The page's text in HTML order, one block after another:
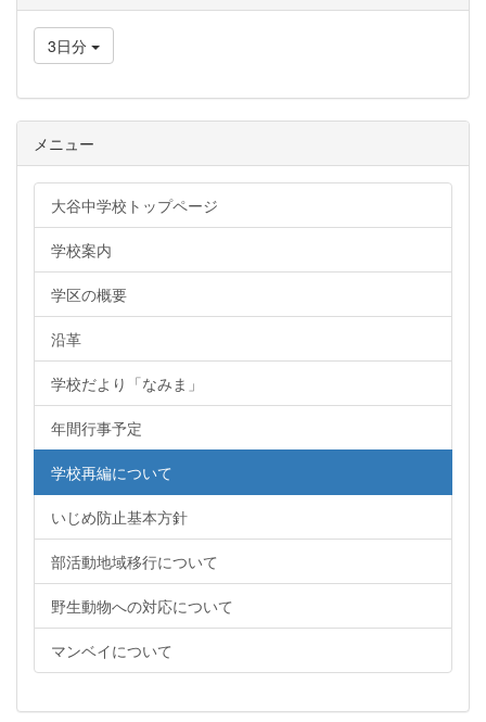
3日分
メニュー
大谷中学校トップページ
学校案内
学区の概要
沿革
学校だより「なみま」
年間行事予定
学校再編について
いじめ防止基本方針
部活動地域移行について
野生動物への対応について
マンベイについて